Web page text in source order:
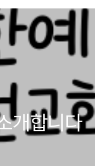
개합니다